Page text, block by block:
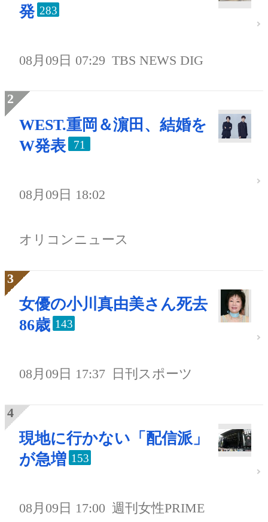
発 283
08月09日 07:29 TBS NEWS DIG
WEST.重岡＆濵田、結婚を
W発表
71
08月09日 18:02
オリコンニュース
女優の小川真由美さん死去
86歳 143
08月09日 17:37 日刊スポーツ
現地に行かない「配信派」
が急増 153
08月09日 17:00 週刊女性PRIME